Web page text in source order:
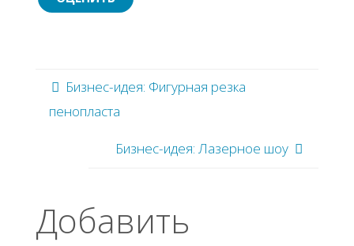
Бизнес-идея: Фигурная резка
пенопласта
Бизнес-идея: Лазерное шоу
Добавить